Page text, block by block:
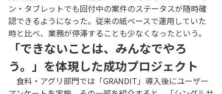
ン・タブレットでも回付中の案件のステータスが随時確
認できるようになった。従来の紙ベースで運用していた
時と比べ、業務が停滞することも少なくなったという。
「できないことは、みんなでやろ
う。」を体現した成功プロジェクト
食料・アグリ部門では「GRANDIT」導入後にユーザー